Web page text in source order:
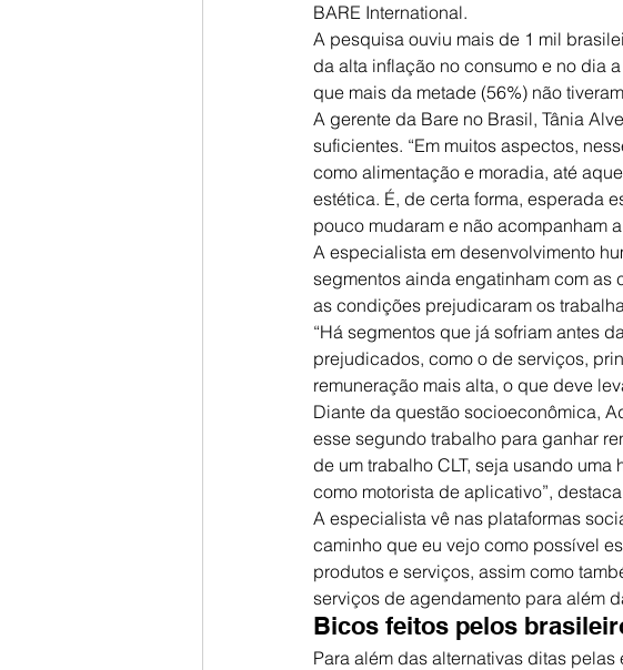
BARE International.
A pesquisa ouviu mais de 1 mil
da alta inflação no consumo e no dia
que mais da metade (56%) não
A gerente da Bare no Brasil, Tânia
suficientes. “Em muitos aspectos,
como alimentação e moradia, até
estética. É, de certa forma, esperada
pouco mudaram e não acompanham
A especialista em desenvolvimento
segmentos ainda engatinham com
as condições prejudicaram os
“Há segmentos que já sofriam antes
prejudicados, como o de serviços,
remuneração mais alta, o que deve
Diante da questão socioeconômica,
esse segundo trabalho para ganhar
de um trabalho CLT, seja usando
como motorista de aplicativo”,
A especialista vê nas plataformas
caminho que eu vejo como possível
produtos e serviços, assim como
serviços de agendamento para além
Bicos feitos pelos
Para além das alternativas ditas